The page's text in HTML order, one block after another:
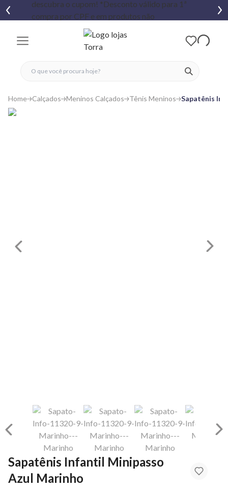
ver
fechar menu
fechar menu
favoritos
Home Calçados Meninos Calçados Tênis Meninos Sapatênis
Sapatênis Infantil Minipasso
Azul Marinho